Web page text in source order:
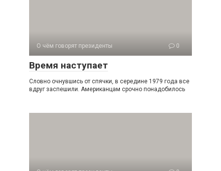
О чём говорят президенты 0
Время наступает
Словно очнувшись от спячки, в середине 1979 года все
вдруг заспешили. Американцам срочно понадобилось